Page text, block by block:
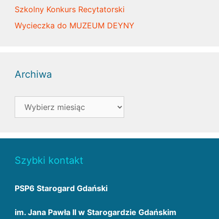
Szkolny Konkurs Recytatorski
Wycieczka do MUZEUM DEYNY
Archiwa
Archiwa
Szybki kontakt
PSP6 Starogard Gdański
im. Jana Pawła II w Starogardzie Gdańskim